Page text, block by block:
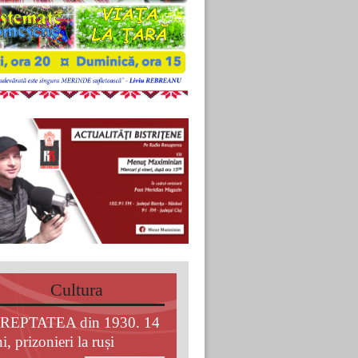
Cultura
din 1930. 14
prizonieri la ruși